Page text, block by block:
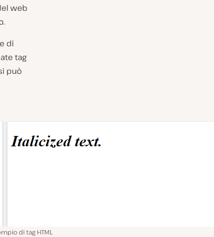
web
di
tag
può
di tag HTML